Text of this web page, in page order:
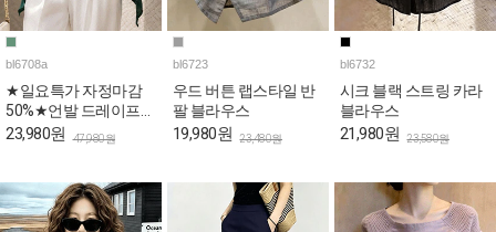
bl6708a
★일요특가 자정마감
50%★언발 드레이프
퍼프 스퀘어 블라우스
23,980원 47,980원
bl6723
우드 버튼 랩스타일 반
팔 블라우스
19,980원 23,480원
bl6732
시크 블랙 스트링 카라
블라우스
21,980원 23,580원